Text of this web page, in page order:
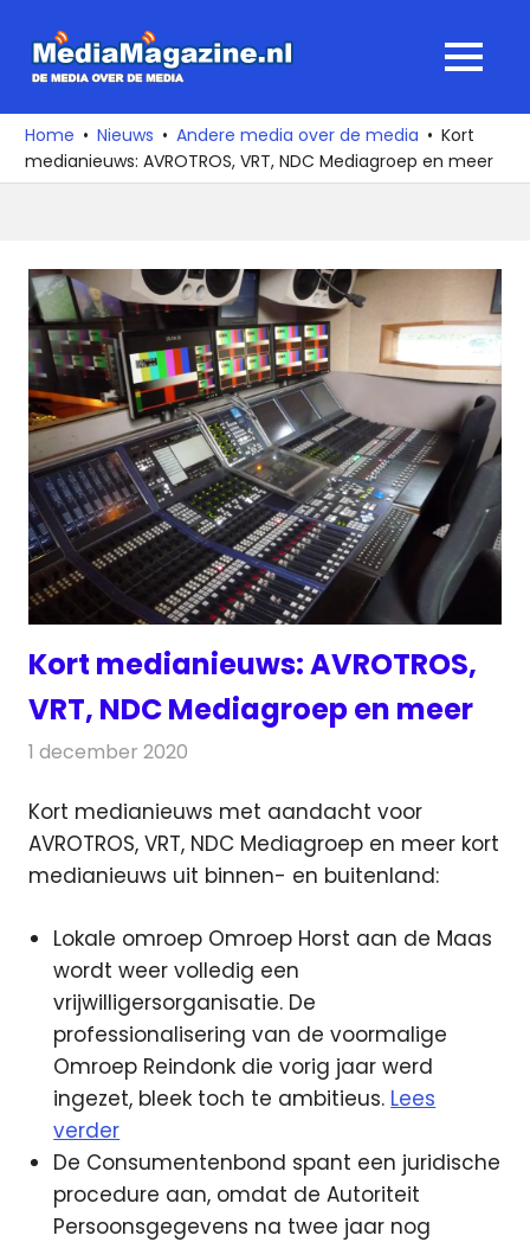
naar
media
over
de
MENU
Home Nieuws Andere media over de media
Kort
medianieuws: AVROTROS, VRT, NDC Mediagroep en meer
Kort medianieuws: AVROTROS,
VRT, NDC Mediagroep en meer
1 december 2020
Kort medianieuws met aandacht voor
AVROTROS, VRT, NDC Mediagroep en meer kort
medianieuws uit binnen- en buitenland:
Lokale omroep Omroep Horst aan de Maas
wordt weer volledig een
vrijwilligersorganisatie. De
professionalisering van de voormalige
Omroep Reindonk die vorig jaar werd
ingezet, bleek toch te ambitieus. Lees
verder
De Consumentenbond spant een juridische
procedure aan, omdat de Autoriteit
Persoonsgegevens na twee jaar nog